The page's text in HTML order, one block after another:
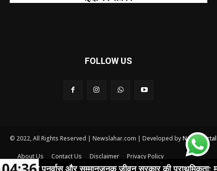
FOLLOW US
© 2022, All Rights Reserved | Newslahar.com | Developed byNews
About Us Contact Us Disclaimer
Privacy Policy
Terms and conditions
और सम्मानजनक जीवन सरकार की प्राथमिकता: मुख्यमंत्री